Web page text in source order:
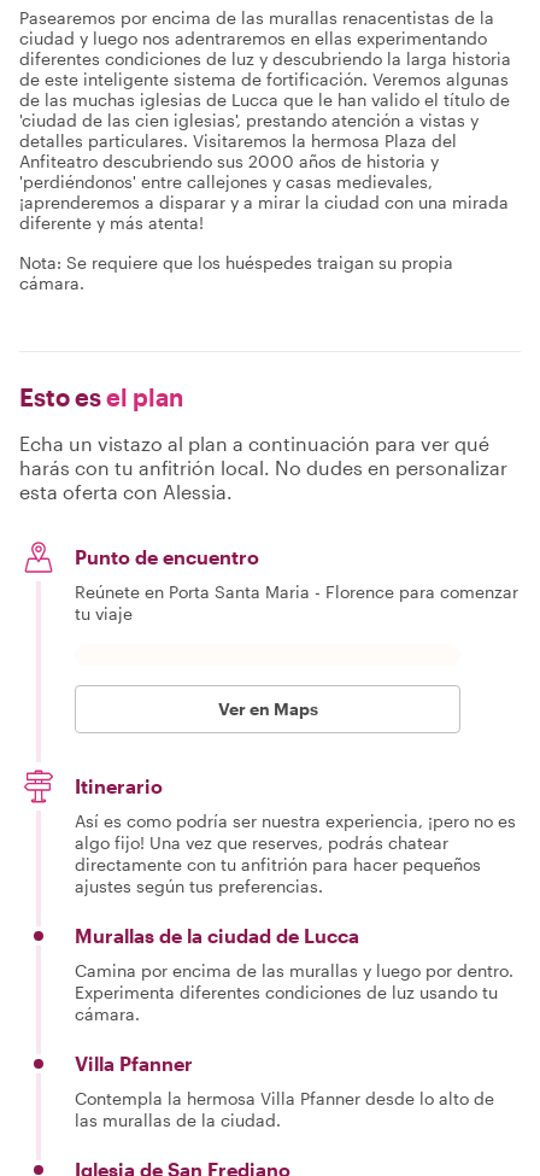
Pasearemos por encima de las murallas renacentistas de la
ciudad y luego nos adentraremos en ellas experimentando
diferentes condiciones de luz y descubriendo la larga historia
de este inteligente sistema de fortificación. Veremos algunas
de las muchas iglesias de Lucca que le han valido el título de
'ciudad de las cien iglesias', prestando atención a vistas y
detalles particulares. Visitaremos la hermosa Plaza del
Anfiteatro descubriendo sus 2000 años de historia y
'perdiéndonos' entre callejones y casas medievales,
¡aprenderemos a disparar y a mirar la ciudad con una mirada
diferente y más atenta!
Nota: Se requiere que los huéspedes traigan su propia
cámara.
Esto esel plan
Echa un vistazo al plan a continuación para ver qué
harás con tu anfitrión local. No dudes en personalizar
esta oferta con Alessia.
Punto de encuentro
Reúnete en Porta Santa Maria - Florence para comenzar
tu viaje
Ver en Maps
Itinerario
Así es como podría ser nuestra experiencia, ¡pero no es
algo fijo! Una vez que reserves, podrás chatear
directamente con tu anfitrión para hacer pequeños
ajustes según tus preferencias.
Murallas de la ciudad de Lucca
Camina por encima de las murallas y luego por dentro.
Experimenta diferentes condiciones de luz usando tu
cámara.
Villa Pfanner
Contempla la hermosa Villa Pfanner desde lo alto de
las murallas de la ciudad.
Iglesia de San Frediano